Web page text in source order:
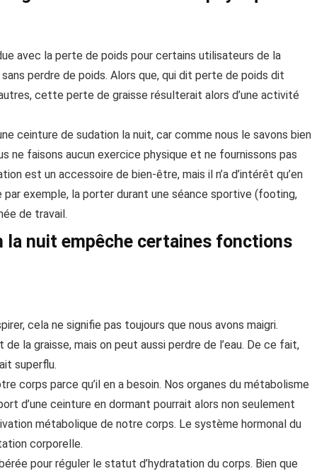
avec la perte de poids pour certains utilisateurs de la
perdre de poids. Alors que, qui dit perte de poids dit
cette perte de graisse résulterait alors d’une activité
ceinture de sudation la nuit, car comme nous le savons bien
ne faisons aucun exercice physique et ne fournissons pas
est un accessoire de bien-être, mais il n’a d’intérêt qu’en
exemple, la porter durant une séance sportive (footing,
de travail.
la nuit empêche certaines fonctions
cela ne signifie pas toujours que nous avons maigri.
la graisse, mais on peut aussi perdre de l’eau. De ce fait,
superflu.
corps parce qu’il en a besoin. Nos organes du métabolisme
d’une ceinture en dormant pourrait alors non seulement
métabolique de notre corps. Le système hormonal du
corporelle.
pour réguler le statut d’hydratation du corps. Bien que